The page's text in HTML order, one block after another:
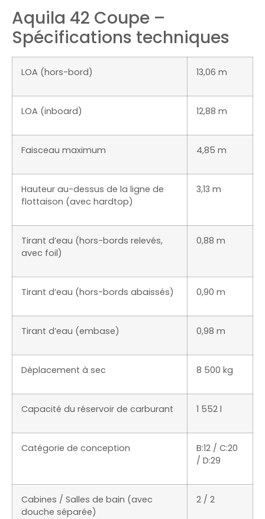
Aquila 42 Coupe –
Spécifications techniques
LOA (hors-bord) 13,06 m
LOA (inboard) 12,88 m
Faisceau maximum 4,85 m
Hauteur au-dessus de la ligne de
flottaison (avec hardtop)
3,13 m
Tirant d’eau (hors-bords relevés,
avec foil)
0,88 m
Tirant d’eau (hors-bords abaissés) 0,90 m
Tirant d’eau (embase) 0,98 m
Déplacement à sec 8 500 kg
Capacité du réservoir de carburant 1 552 l
Catégorie de conception
B:12 / C:20
/ D:29
Cabines / Salles de bain (avec
douche séparée)
2 / 2